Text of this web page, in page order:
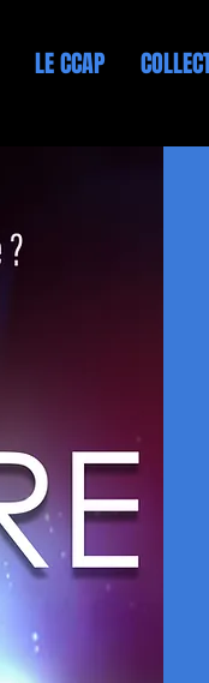
LE CCAP